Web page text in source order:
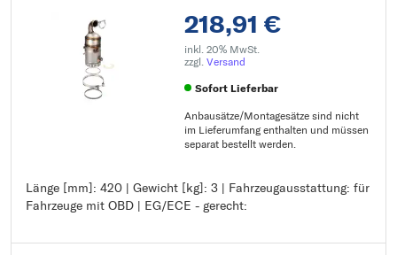
218,91 €
inkl. 20% MwSt.
zzgl. Versand
Sofort Lieferbar
Anbausätze/Montagesätze sind nicht
im Lieferumfang enthalten und müssen
separat bestellt werden.
Länge [mm]: 420 | Gewicht [kg]: 3 | Fahrzeugausstattung: für
Fahrzeuge mit OBD | EG/ECE - gerecht:
Länge [mm]: 420
Gewicht [kg]: 3
EG/ECE - gerecht: